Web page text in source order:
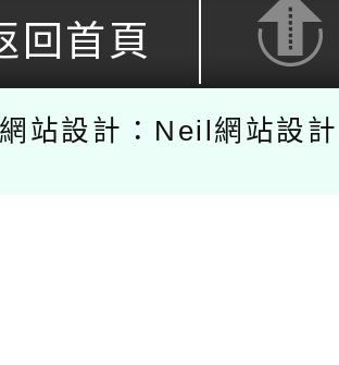
回首頁
網站設計：Neil網站設